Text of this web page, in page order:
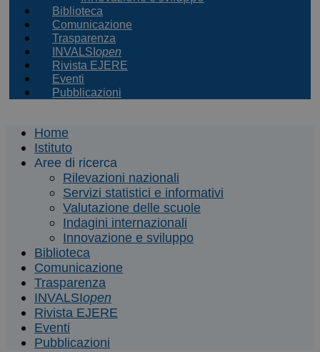
Biblioteca
Comunicazione
Trasparenza
INVALSI open
Rivista EJERE
Eventi
Pubblicazioni
Home
Istituto
Aree di ricerca
Rilevazioni nazionali
Servizi statistici e informativi
Valutazione delle scuole
Indagini internazionali
Innovazione e sviluppo
Biblioteca
Comunicazione
Trasparenza
INVALSIopen
Rivista EJERE
Eventi
Pubblicazioni